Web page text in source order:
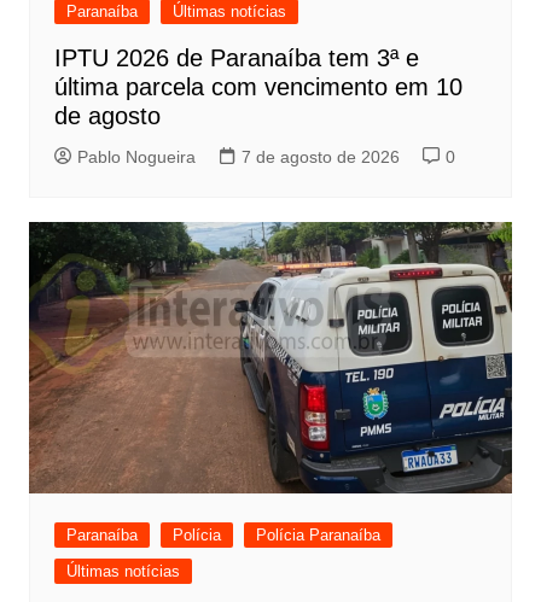
Paranaíba Últimas notícias
IPTU 2026 de Paranaíba tem 3ª e
última parcela com vencimento em 10
de agosto
Pablo Nogueira 7 de agosto de 2026 0
Paranaíba Polícia
Polícia Paranaíba
Últimas notícias